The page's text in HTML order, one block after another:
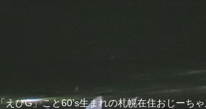
「えびG」こと60’s生まれの札幌在住おじーち